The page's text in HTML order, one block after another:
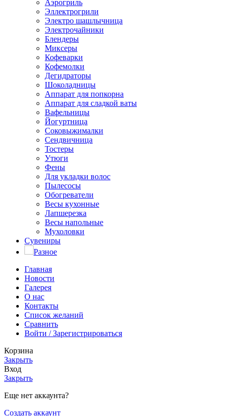
Аэрогриль
Эллектрогрили
Электро шашлычница
Электрочайники
Блендеры
Миксеры
Кофеварки
Кофемолки
Дегидраторы
Шоколадницы
Аппарат для попкорна
Аппарат для сладкой ваты
Вафельницы
Йогуртница
Соковыжималки
Сендвичница
Тостеры
Утюги
Фены
Для укладки волос
Пылесосы
Обогреватели
Весы кухонные
Лапшерезка
Весы напольные
Мухоловки
Сувениры
Разное
Главная
Новости
Галерея
О нас
Контакты
Список желаний
Сравнить
Войти / Зарегистрироваться
Корзина
Закрыть
Вход
Закрыть
Еще нет аккаунта?
Создать аккаунт